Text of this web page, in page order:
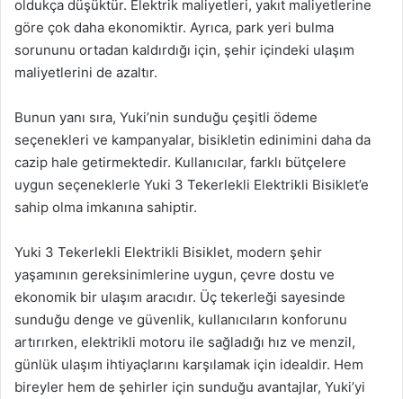
oldukça düşüktür. Elektrik maliyetleri, yakıt maliyetlerine
göre çok daha ekonomiktir. Ayrıca, park yeri bulma
sorununu ortadan kaldırdığı için, şehir içindeki ulaşım
maliyetlerini de azaltır.
Bunun yanı sıra, Yuki’nin sunduğu çeşitli ödeme
seçenekleri ve kampanyalar, bisikletin edinimini daha da
cazip hale getirmektedir. Kullanıcılar, farklı bütçelere
uygun seçeneklerle Yuki 3 Tekerlekli Elektrikli Bisiklet’e
sahip olma imkanına sahiptir.
Yuki 3 Tekerlekli Elektrikli Bisiklet, modern şehir
yaşamının gereksinimlerine uygun, çevre dostu ve
ekonomik bir ulaşım aracıdır. Üç tekerleği sayesinde
sunduğu denge ve güvenlik, kullanıcıların konforunu
artırırken, elektrikli motoru ile sağladığı hız ve menzil,
günlük ulaşım ihtiyaçlarını karşılamak için idealdir. Hem
bireyler hem de şehirler için sunduğu avantajlar, Yuki’yi